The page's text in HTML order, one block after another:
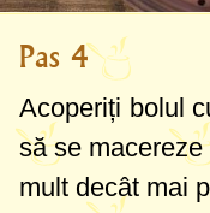
Pas 4
Acoperiți bolul
să se
mult decât mai